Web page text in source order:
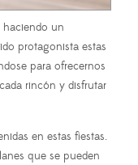
un
protagonista estas
para ofrecernos
rincón y disfrutar
en estas fiestas.
que se pueden